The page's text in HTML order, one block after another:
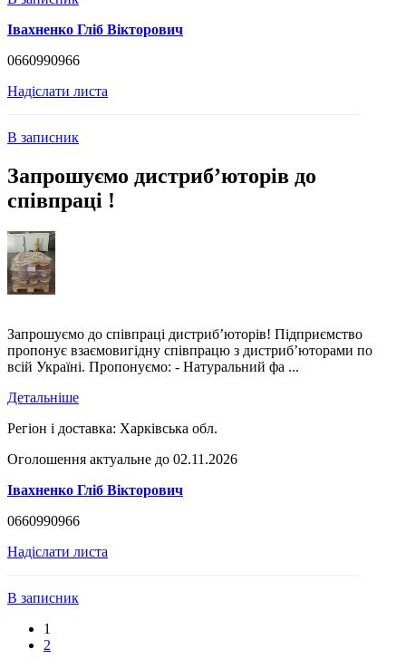
Івахненко Гліб Вікторович
0660990966
Надіслати листа
В записник
Запрошуємо дистриб’юторів до
співпраці !
Запрошуємо до співпраці дистриб’юторів! Підприємство
пропонує взаємовигідну співпрацю з дистриб’юторами по
всій Україні. Пропонуємо: - Натуральний фа ...
Детальніше
Регіон і доставка: Харківська обл.
Оголошення актуальне до 02.11.2026
Івахненко Гліб Вікторович
0660990966
Надіслати листа
В записник
1
2